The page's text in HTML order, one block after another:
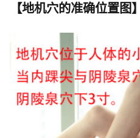
【地机穴的准确位置图】